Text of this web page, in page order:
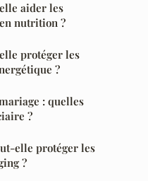
aider les
nutrition ?
protéger les
?
: quelles
?
elle protéger les
?